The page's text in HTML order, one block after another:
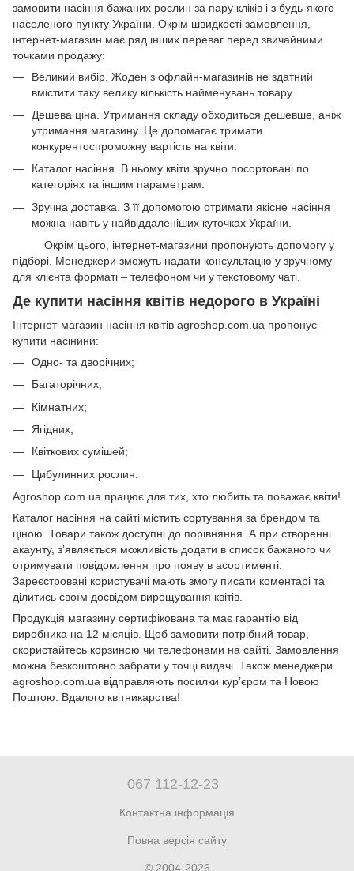
замовити насіння бажаних рослин за пару кліків і з будь-якого
населеного пункту України. Окрім швидкості замовлення,
інтернет-магазин має ряд інших переваг перед звичайними
точками продажу:
Великий вибір. Жоден з офлайн-магазинів не здатний
вмістити таку велику кількість найменувань товару.
Дешева ціна. Утримання складу обходиться дешевше, аніж
утримання магазину. Це допомагає тримати
конкурентоспроможну вартість на квіти.
Каталог насіння. В ньому квіти зручно посортовані по
категоріях та іншим параметрам.
Зручна доставка. З її допомогою отримати якісне насіння
можна навіть у найвіддаленіших куточках України.
Окрім цього, інтернет-магазини пропонують допомогу у
підборі. Менеджери зможуть надати консультацію у зручному
для клієнта форматі – телефоном чи у текстовому чаті.
Де купити насіння квітів недорого в Україні
Інтернет-магазин насіння квітів agroshop.com.ua пропонує
купити насінини:
Одно- та дворічних;
Багаторічних;
Кімнатних;
Ягідних;
Квіткових сумішей;
Цибулинних рослин.
Agroshop.com.ua працює для тих, хто любить та поважає квіти!
Каталог насіння на сайті містить сортування за брендом та
ціною. Товари також доступні до порівняння. А при створенні
акаунту, з’являється можливість додати в список бажаного чи
отримувати повідомлення про появу в асортименті.
Зареєстровані користувачі мають змогу писати коментарі та
ділитись своїм досвідом вирощування квітів.
Продукція магазину сертифікована та має гарантію від
виробника на 12 місяців. Щоб замовити потрібний товар,
скористайтесь корзиною чи телефонами на сайті. Замовлення
можна безкоштовно забрати у точці видачі. Також менеджери
agroshop.com.ua відправляють посилки кур’єром та Новою
Поштою. Вдалого квітникарства!
067 112-12-23
Контактна інформація
Повна версія сайту
© 2004-2026